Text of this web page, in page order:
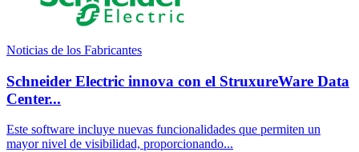
Noticias de los Fabricantes
Schneider Electric innova con el StruxureWare Data
Center...
Este software incluye nuevas funcionalidades que permiten un
mayor nivel de visibilidad, proporcionando...